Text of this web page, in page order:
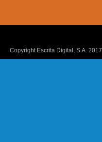
Copyright Escrita Digital, S.A. 2017